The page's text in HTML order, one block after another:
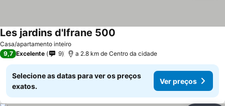
Casa/apartamento inteiro
Les jardins d'Ifrane 500
9,7 Excelente 9 a 2.8 km de Centro da cidade
Selecione as datas para ver os preços
exatos.
Ver preços